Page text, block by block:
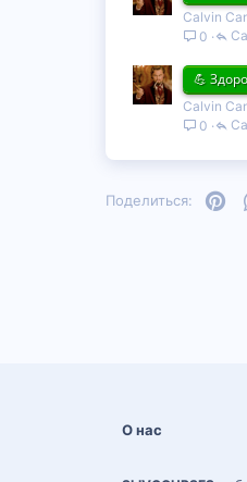
Calvin
0
💪
Calvin
0
Поделиться:
О нас